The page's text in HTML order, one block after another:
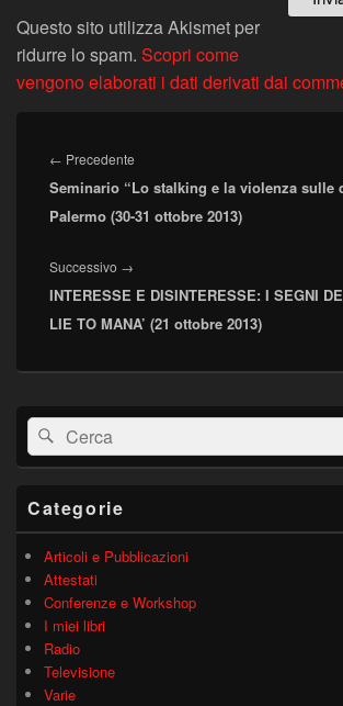
Questo sito utilizza Akismet per
ridurre lo spam. Scopri come
vengono elaborati i dati derivati dai
articoli
← Precedente
precedente:
Seminario “Lo stalking e la violenza sulle
Palermo (30-31 ottobre 2013)
Successivo →
successivo:
INTERESSE E DISINTERESSE: I SEGNI
LIE TO MANA’ (21 ottobre 2013)
Area
widget
barra
laterale
Cerca:Cerca
Categorie
Articoli e Pubblicazioni
Attestati
Conferenze e Workshop
I miei libri
Radio
Televisione
Varie